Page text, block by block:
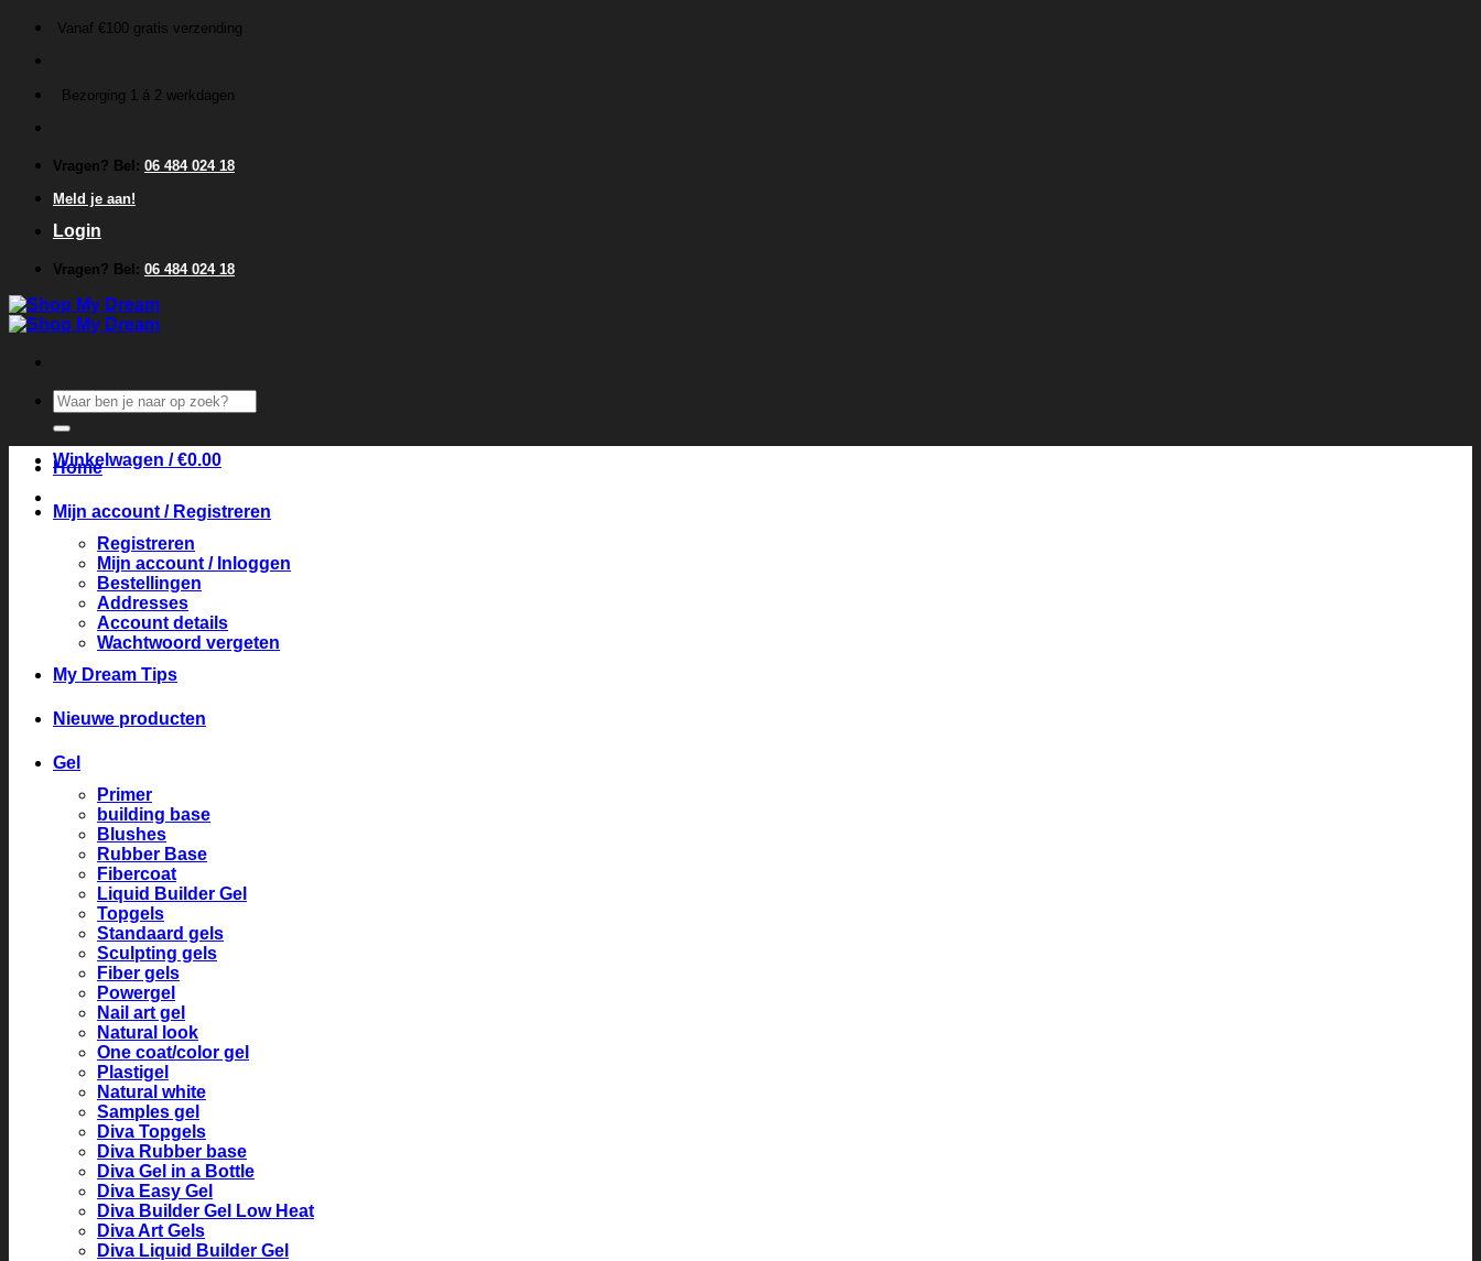
inhoud
Vanaf €100 gratis verzending
Bezorging 1 á 2 werkdagen
Vragen? Bel: 06 484 024 18
Meld je aan!
Login
Vragen? Bel: 06 484 024 18
Zoeken
naar:
Winkelwagen /€0.00
Home
Mijn account / Registreren
Registreren
Mijn account / Inloggen
Bestellingen
Addresses
Account details
Wachtwoord vergeten
My Dream Tips
Nieuwe producten
Gel
Primer
building base
Blushes
Rubber Base
Fibercoat
Liquid Builder Gel
Topgels
Standaard gels
Sculpting gels
Fiber gels
Powergel
Nail art gel
Natural look
One coat/color gel
Plastigel
Natural white
Samples gel
Diva Topgels
Diva Rubber base
Diva Gel in a Bottle
Diva Easy Gel
Diva Builder Gel Low Heat
Diva Art Gels
Diva Liquid Builder Gel